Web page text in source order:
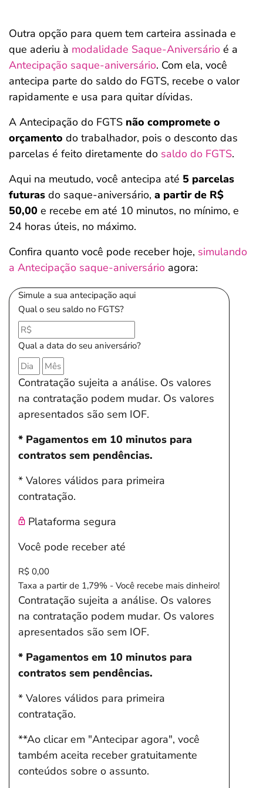
Outra opção para quem tem carteira assinada e
que aderiu à modalidade Saque-Aniversário é a
Antecipação saque-aniversário. Com ela, você
antecipa parte do saldo do FGTS, recebe o valor
rapidamente e usa para quitar dívidas.
A Antecipação do FGTS não compromete o
orçamento do trabalhador, pois o desconto das
parcelas é feito diretamente do saldo do FGTS.
Aqui na meutudo, você antecipa até 5 parcelas
futuras do saque-aniversário, a partir de R$
50,00 e recebe em até 10 minutos, no mínimo, e
24 horas úteis, no máximo.
Confira quanto você pode receber hoje, simulando
a Antecipação saque-aniversário agora:
Simule a sua antecipação aqui
Qual o seu saldo no FGTS?
Qual a data do seu aniversário?
Contratação sujeita a análise. Os valores
na contratação podem mudar. Os valores
apresentados são sem IOF.
* Pagamentos em 10 minutos para
contratos sem pendências.
* Valores válidos para primeira
contratação.
Plataforma segura
Você pode receber até
R$ 0,00
Taxa a partir de 1,79% - Você recebe mais dinheiro!
Contratação sujeita a análise. Os valores
na contratação podem mudar. Os valores
apresentados são sem IOF.
* Pagamentos em 10 minutos para
contratos sem pendências.
* Valores válidos para primeira
contratação.
**Ao clicar em "Antecipar agora", você
também aceita receber gratuitamente
conteúdos sobre o assunto.